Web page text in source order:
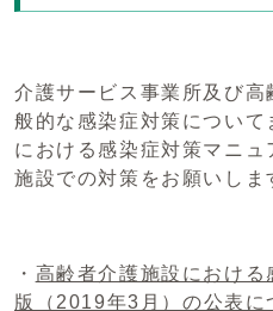
介護サービス事業所及び
般的な感染症対策につい
における感染症対策マニ
施設での対策をお願いしま
・ 高齢者介護施設におけ
版（2019年3月）の公表に